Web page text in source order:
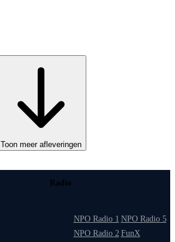
Toon meer afleveringen
Radio
NPO Radio 1
NPO Radio 2
NPO Radio 5
FunX